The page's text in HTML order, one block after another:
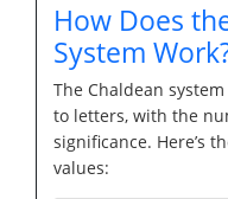
How Does
System
The Chaldean
to letters, with the
significance. Here’s
values: